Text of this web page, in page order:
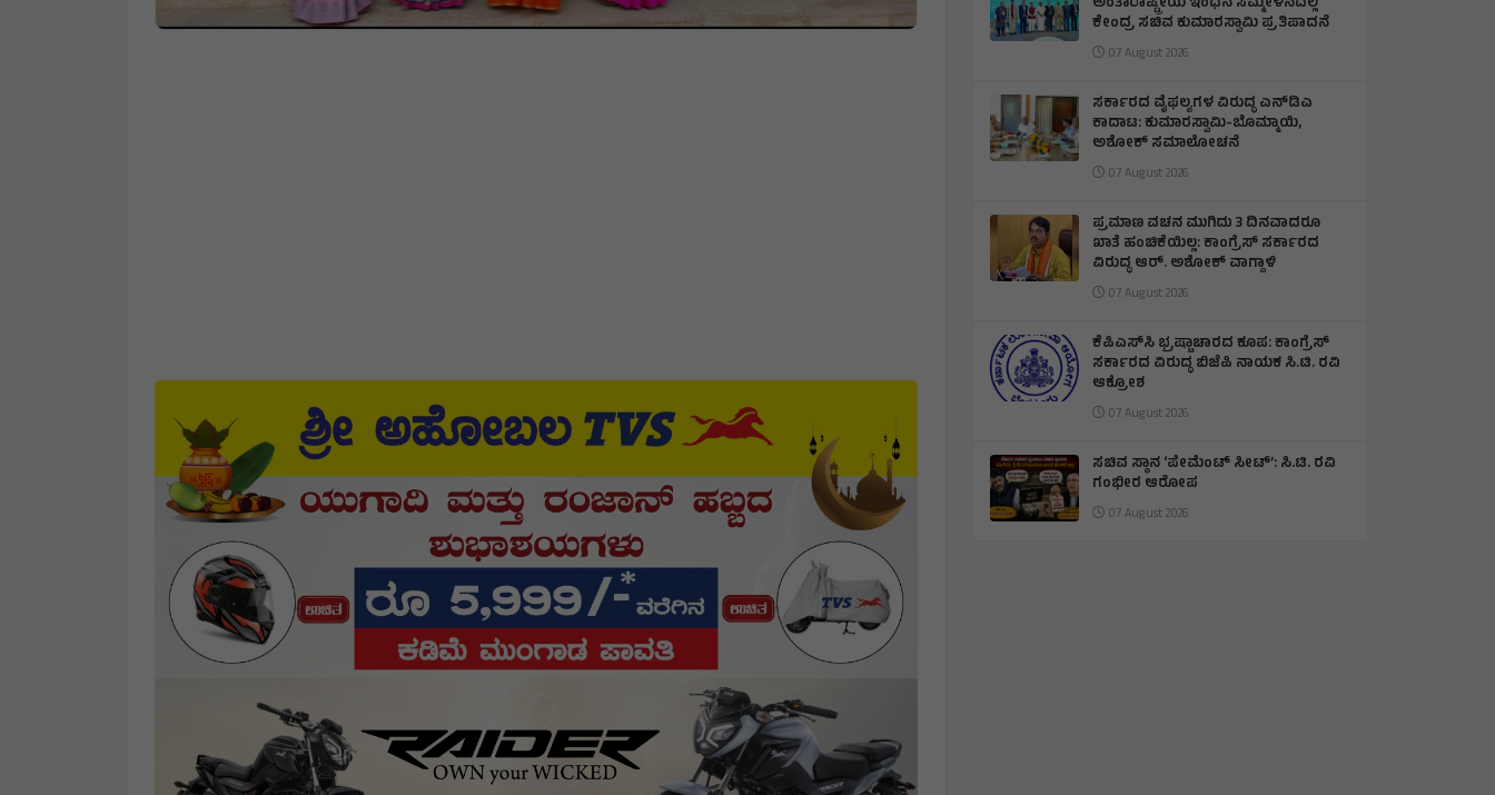
ಕೇಂದ್ರ ಸಚಿವ ಕುಮಾರಸ್ವಾಮಿ ಪ್ರತಿಪಾದನೆ
07 August 2026
ಸರ್ಕಾರದ ವೈಫಲ್ಯಗಳ ವಿರುದ್ಧ ಎನ್‌ಡಿಎ
ಕಾದಾಟ: ಕುಮಾರಸ್ವಾಮಿ-ಬೊಮ್ಮಾಯಿ,
ಅಶೋಕ್ ಸಮಾಲೋಚನೆ
07 August 2026
ಪ್ರಮಾಣ ವಚನ ಮುಗಿದು 3 ದಿನವಾದರೂ
ಖಾತೆ ಹಂಚಿಕೆಯಿಲ್ಲ: ಕಾಂಗ್ರೆಸ್ ಸರ್ಕಾರದ
ವಿರುದ್ಧ ಆರ್‌. ಅಶೋಕ್ ವಾಗ್ದಾಳಿ
07 August 2026
ಕೆಪಿಎಸ್‌ಸಿ ಭ್ರಷ್ಟಾಚಾರದ ಕೂಪ: ಕಾಂಗ್ರೆಸ್
ಸರ್ಕಾರದ ವಿರುದ್ಧ ಬಿಜೆಪಿ ನಾಯಕ ಸಿ.ಟಿ. ರವಿ
ಆಕ್ರೋಶ
07 August 2026
ಸಚಿವ ಸ್ಥಾನ ‘ಪೇಮೆಂಟ್ ಸೀಟ್’: ಸಿ.ಟಿ. ರವಿ
ಗಂಭೀರ ಆರೋಪ
07 August 2026